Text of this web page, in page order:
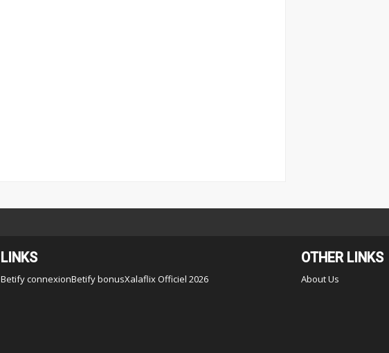
LINKS
Betify connexionBetify bonusXalaflix Officiel 2026
OTHER LINKS
About Us